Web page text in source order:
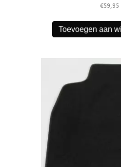
€59,95
Toevoegen aan